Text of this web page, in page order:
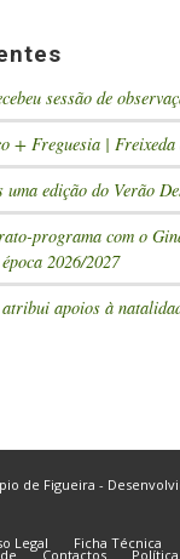
sessão de
+ Freguesia |
uma edição do Verão
programa com o
2026/2027
apoios à
de Figueira -
Legal Ficha Técnica
Contactos